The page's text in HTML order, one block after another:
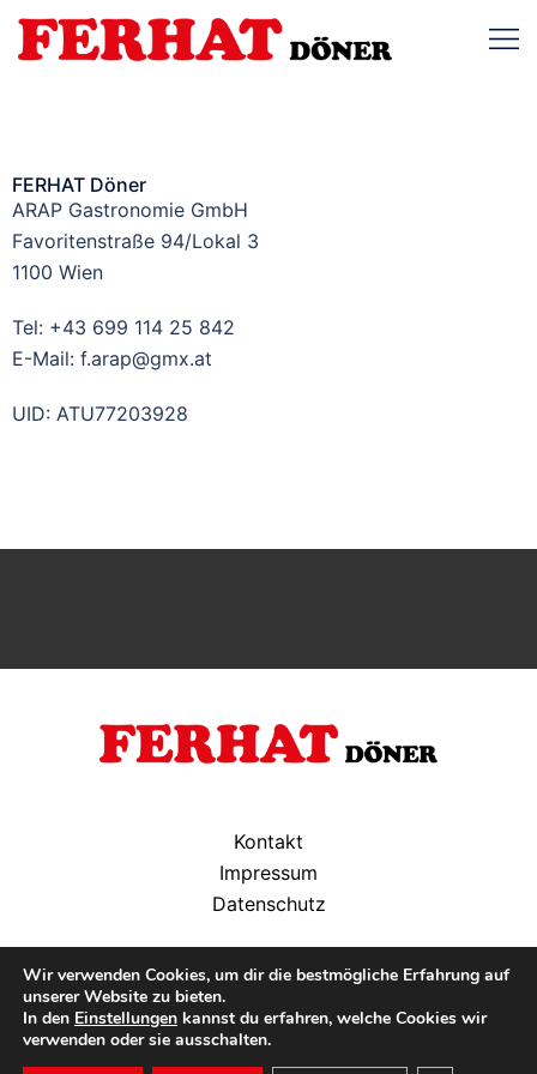
FERHAT Döner
ARAP Gastronomie GmbH
Favoritenstraße 94/Lokal 3
1100 Wien
Tel: +43 699 114 25 842
E-Mail: f.arap@gmx.at
UID: ATU77203928
Kontakt
Impressum
Datenschutz
Öffnungszeiten: Montag bis Sonntag, 11 - 22 Uhr
Wir verwenden Cookies, um dir die bestmögliche Erfahrung auf
unserer Website zu bieten.
In den Einstellungen kannst du erfahren, welche Cookies wir
verwenden oder sie ausschalten.